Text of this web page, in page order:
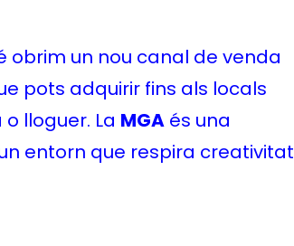
obrim un nou canal de venda
pots adquirir fins als locals
lloguer. La MGA és una
entorn que respira creativitat